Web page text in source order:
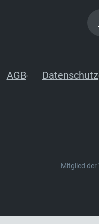
AGB Datenschutz
Mitglied der